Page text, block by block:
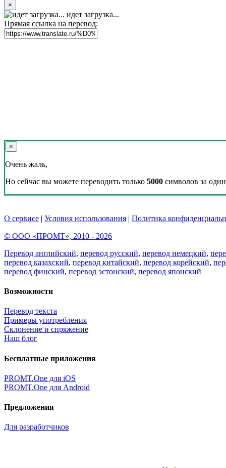
×
идет загрузка...
Прямая ссылка на перевод:
×
Очень жаль,
Но сейчас вы можете переводить только 5000 символов за один
О сервисе | Условия использования | Политика
© ООО «ПРОМТ», 2010 - 2026
Перевод английский, перевод русский, перевод немецкий,
перевод казахский, перевод китайский, перевод корейский,
перевод финский, перевод эстонский, перевод японский
Возможности
Перевод текста
Примеры употребления
Склонение и спряжение
Наш блог
Бесплатные приложения
PROMT.One для iOS
PROMT.One для Android
Предложения
Для разработчиков